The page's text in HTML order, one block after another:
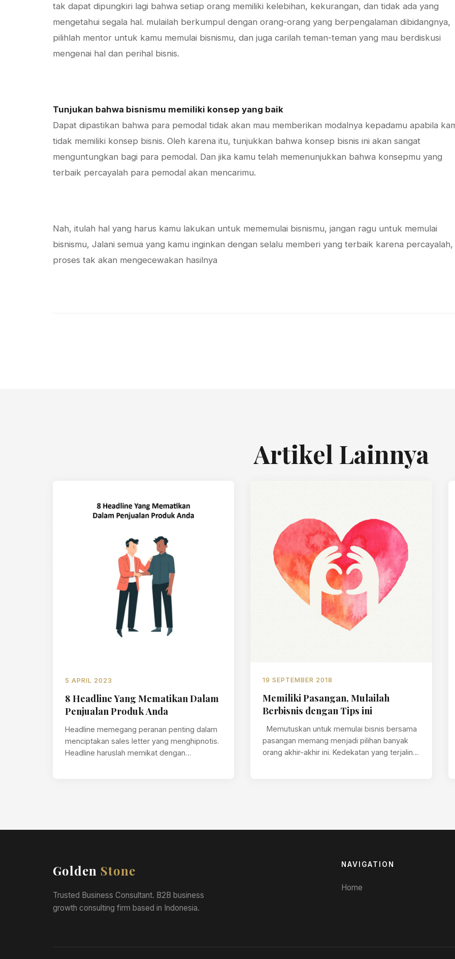
tak dapat dipungkiri lagi bahwa setiap orang memiliki kelebihan, kekurangan, dan tidak ada yang
mengetahui segala hal. mulailah berkumpul dengan orang-orang yang berpengalaman dibidangnya,
pilihlah mentor untuk kamu memulai bisnismu, dan juga carilah teman-teman yang mau berdiskusi
mengenai hal dan perihal bisnis.
Tunjukan bahwa bisnismu memiliki konsep yang baik
Dapat dipastikan bahwa para pemodal tidak akan mau memberikan modalnya kepadamu apabila
tidak memiliki konsep bisnis. Oleh karena itu, tunjukkan bahwa konsep bisnis ini akan sangat
menguntungkan bagi para pemodal. Dan jika kamu telah memenunjukkan bahwa konsepmu yang
terbaik percayalah para pemodal akan mencarimu.
Nah, itulah hal yang harus kamu lakukan untuk mememulai bisnismu, jangan ragu untuk memulai
bisnismu, Jalani semua yang kamu inginkan dengan selalu memberi yang terbaik karena percayalah,
proses tak akan mengecewakan hasilnya
Artikel Lainnya
5 APRIL 2023
8 Headline Yang Mematikan Dalam
Penjualan Produk Anda
Headline memegang peranan penting dalam
menciptakan sales letter yang menghipnotis.
Headline haruslah memikat dengan
19 SEPTEMBER 2018
Memiliki Pasangan, Mulailah
Berbisnis dengan Tips ini
Memutuskan untuk memulai bisnis bersama
pasangan memang menjadi pilihan banyak
orang akhir-akhir ini. Kedekatan yang terjalin,
Golden Stone
Trusted Business Consultant. B2B business
growth consulting firm based in Indonesia.
NAVIGATION
Home